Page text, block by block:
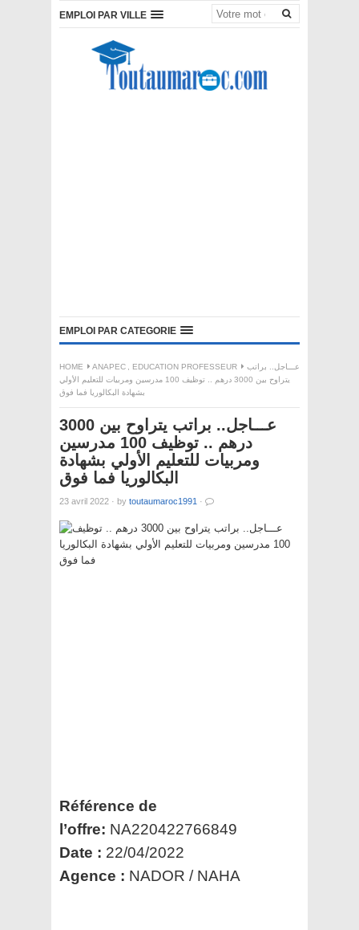
EMPLOI PAR VILLE
EMPLOI PAR CATEGORIE
HOME ANAPEC , EDUCATION PROFESSEUR
عـــاجل.. براتب
يتراوح بين 3000 درهم .. توظيف 100 مدرسين ومربيات للتعليم الأولي
بشهادة البكالوريا فما فوق
عـــاجل.. براتب يتراوح بين 3000
درهم .. توظيف 100 مدرسين
ومربيات للتعليم الأولي بشهادة
البكالوريا فما فوق
23 avril 2022 · by toutaumaroc1991 ·
Référence de
l’offre: NA220422766849
Date : 22/04/2022
Agence : NADOR / NAHA